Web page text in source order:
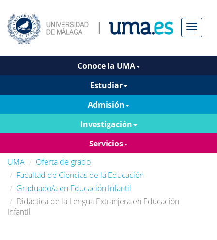
Menú
Conoce la UMA
Estudiar
Admisión
Investigación
Servicios
UMA
Oferta de grado
Facultad de Ciencias de la Educación
Graduado/a en Educación Infantil
Didáctica de la Lengua Extranjera en Educación
Infantil